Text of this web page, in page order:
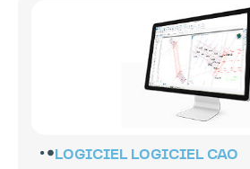
LOGICIEL LOGICIEL CAO